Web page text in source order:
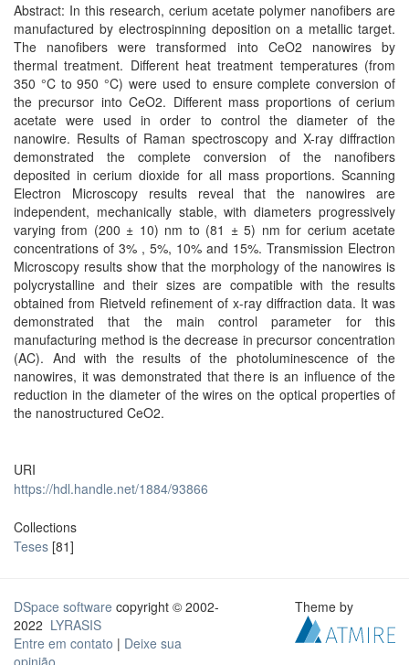
Abstract: In this research, cerium acetate polymer nanofibers are
manufactured by electrospinning deposition on a metallic target.
The nanofibers were transformed into CeO2 nanowires by
thermal treatment. Different heat treatment temperatures (from
350 °C to 950 °C) were used to ensure complete conversion of
the precursor into CeO2. Different mass proportions of cerium
acetate were used in order to control the diameter of the
nanowire. Results of Raman spectroscopy and X-ray diffraction
demonstrated the complete conversion of the nanofibers
deposited in cerium dioxide for all mass proportions. Scanning
Electron Microscopy results reveal that the nanowires are
independent, mechanically stable, with diameters progressively
varying from (200 ± 10) nm to (81 ± 5) nm for cerium acetate
concentrations of 3% , 5%, 10% and 15%. Transmission Electron
Microscopy results show that the morphology of the nanowires is
polycrystalline and their sizes are compatible with the results
obtained from Rietveld refinement of x-ray diffraction data. It was
demonstrated that the main control parameter for this
manufacturing method is the decrease in precursor concentration
(AC). And with the results of the photoluminescence of the
nanowires, it was demonstrated that there is an influence of the
reduction in the diameter of the wires on the optical properties of
the nanostructured CeO2.
URI
https://hdl.handle.net/1884/93866
Collections
Teses [81]
DSpace software copyright © 2002-
2022 LYRASIS
Entre em contato | Deixe sua
opinião
Theme by